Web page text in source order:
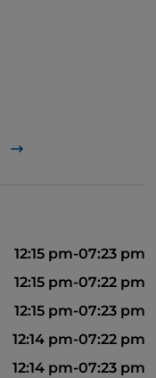
12:15 pm-07:23 pm
12:15 pm-07:22 pm
12:15 pm-07:23 pm
12:14 pm-07:22 pm
12:14 pm-07:23 pm